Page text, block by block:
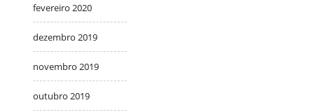
fevereiro 2020
dezembro 2019
novembro 2019
outubro 2019